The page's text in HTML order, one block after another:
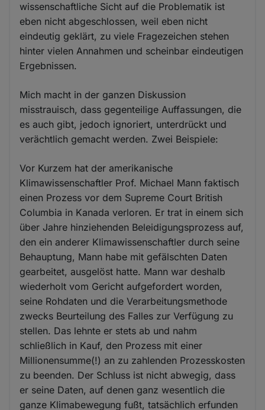
wissenschaftliche Sicht auf die Problematik ist
eben nicht abgeschlossen, weil eben nicht
eindeutig geklärt, zu viele Fragezeichen stehen
hinter vielen Annahmen und scheinbar eindeutigen
Ergebnissen.
Mich macht in der ganzen Diskussion
misstrauisch, dass gegenteilige Auffassungen, die
es auch gibt, jedoch ignoriert, unterdrückt und
verächtlich gemacht werden. Zwei Beispiele:
Vor Kurzem hat der amerikanische
Klimawissenschaftler Prof. Michael Mann faktisch
einen Prozess vor dem Supreme Court British
Columbia in Kanada verloren. Er trat in einem sich
über Jahre hinziehenden Beleidigungsprozess auf,
den ein anderer Klimawissenschaftler durch seine
Behauptung, Mann habe mit gefälschten Daten
gearbeitet, ausgelöst hatte. Mann war deshalb
wiederholt vom Gericht aufgefordert worden,
seine Rohdaten und die Verarbeitungsmethode
zwecks Beurteilung des Falles zur Verfügung zu
stellen. Das lehnte er stets ab und nahm
schließlich in Kauf, den Prozess mit einer
Millionensumme(!) an zu zahlenden Prozesskosten
zu beenden. Der Schluss ist nicht abwegig, dass
er seine Daten, auf denen ganz wesentlich die
ganze Klimabewegung fußt, tatsächlich erfunden